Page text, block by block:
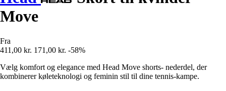
Move
Fra
411,00 kr. 171,00 kr. -58%
Vælg komfort og elegance med Head Move shorts- nederdel, der
kombinerer køleteknologi og feminin stil til dine tennis-kampe.